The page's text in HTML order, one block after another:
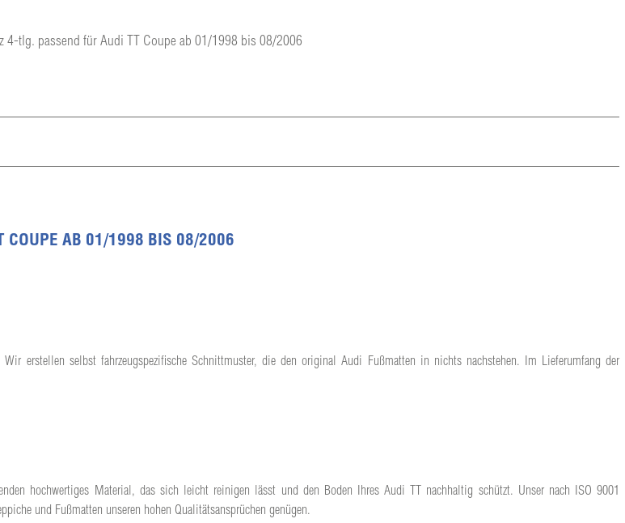
4-tlg. passend für Audi TT Coupe ab 01/1998 bis 08/2006
COUPE AB 01/1998 BIS 08/2006
erstellen selbst fahrzeugspezifische Schnittmuster, die den original Audi Fußmatten in nichts nachstehen. Im Lieferumfang der
hochwertiges Material, das sich leicht reinigen lässt und den Boden Ihres Audi TT nachhaltig schützt. Unser nach ISO 9001
und Fußmatten unseren hohen Qualitätsansprüchen genügen.